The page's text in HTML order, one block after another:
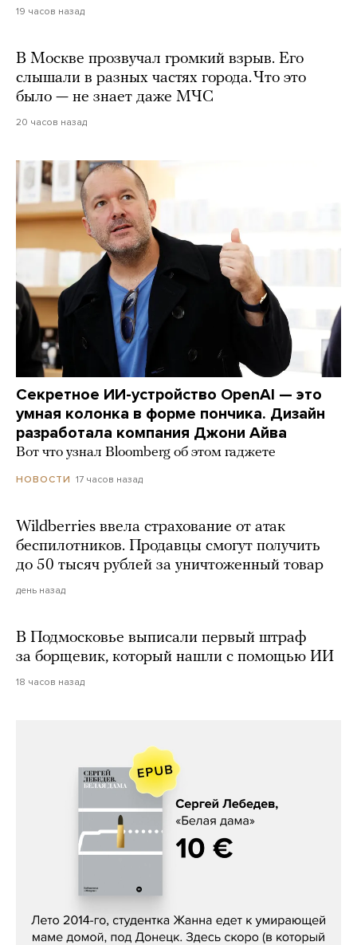
19 часов назад
В Москве прозвучал громкий взрыв. Его
слышали в разных частях города. Что это
было — не знает даже МЧС
20 часов назад
Секретное ИИ-устройство OpenAI — это
умная колонка в форме пончика. Дизайн
разработала компания Джони Айва
Вот что узнал Bloomberg об этом гаджете
НОВОСТИ 17 часов назад
Wildberries ввела страхование от атак
беспилотников. Продавцы смогут получить
до 50 тысяч рублей за уничтоженный товар
день назад
В Подмосковье выписали первый штраф
за борщевик, который нашли с помощью ИИ
18 часов назад
Сергей Лебедев, «Белая дама»